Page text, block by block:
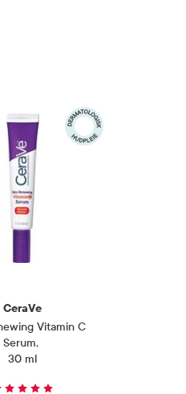
CeraVe
Vitamin C
Serum,
30 ml